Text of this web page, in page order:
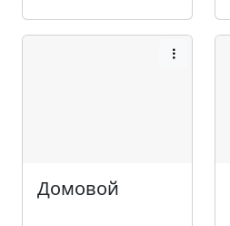
Домовой